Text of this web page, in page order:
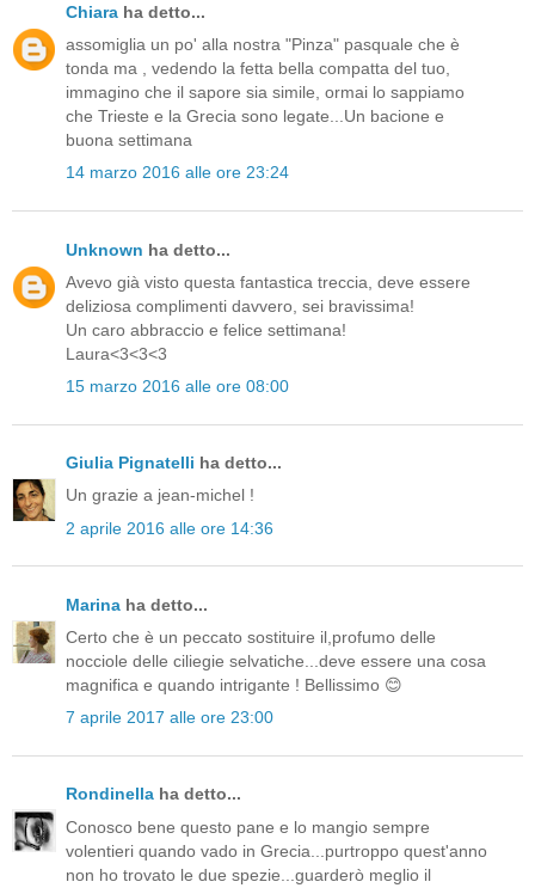
Chiara ha detto...
assomiglia un po' alla nostra "Pinza" pasquale che è
tonda ma , vedendo la fetta bella compatta del tuo,
immagino che il sapore sia simile, ormai lo sappiamo
che Trieste e la Grecia sono legate...Un bacione e
buona settimana
14 marzo 2016 alle ore 23:24
Unknown ha detto...
Avevo già visto questa fantastica treccia, deve essere
deliziosa complimenti davvero, sei bravissima!
Un caro abbraccio e felice settimana!
Laura<3<3<3
15 marzo 2016 alle ore 08:00
Giulia Pignatelli ha detto...
Un grazie a jean-michel !
2 aprile 2016 alle ore 14:36
Marina ha detto...
Certo che è un peccato sostituire il,profumo delle
nocciole delle ciliegie selvatiche...deve essere una cosa
magnifica e quando intrigante ! Bellissimo 😊
7 aprile 2017 alle ore 23:00
Rondinella ha detto...
Conosco bene questo pane e lo mangio sempre
volentieri quando vado in Grecia...purtroppo quest'anno
non ho trovato le due spezie...guarderò meglio il